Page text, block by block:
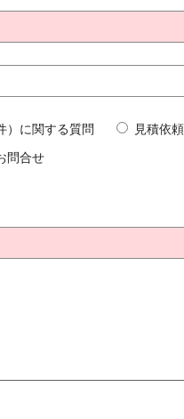
）に関する質問
見積依頼
問合せ